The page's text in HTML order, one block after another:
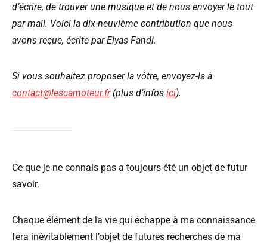
d’écrire, de trouver une musique et de nous envoyer le tout
par mail. Voici la dix-neuvième contribution que nous
avons reçue, écrite par Elyas Fandi.
Si vous souhaitez proposer la vôtre, envoyez-la à
contact@lescamoteur.fr(plus d’infos ici).
Ce que je ne connais pas a toujours été un objet de futur
savoir.
Chaque élément de la vie qui échappe à ma connaissance
fera inévitablement l’objet de futures recherches de ma